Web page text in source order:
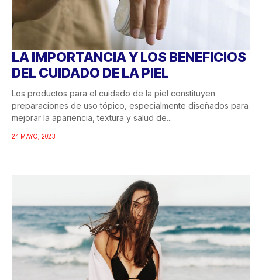
LA IMPORTANCIA Y LOS BENEFICIOS
DEL CUIDADO DE LA PIEL
Los productos para el cuidado de la piel constituyen
preparaciones de uso tópico, especialmente diseñados para
mejorar la apariencia, textura y salud de...
24 MAYO, 2023